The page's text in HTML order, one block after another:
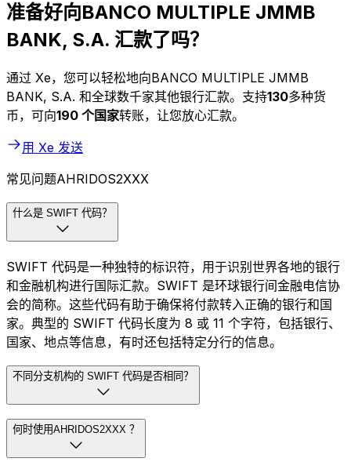
准备好向BANCO MULTIPLE JMMB
BANK, S.A. 汇款了吗？
通过 Xe，您可以轻松地向BANCO MULTIPLE JMMB
BANK, S.A. 和全球数千家其他银行汇款。支持130多种货
币，可向190 个国家转账，让您放心汇款。
用 Xe 发送
常见问题AHRIDOS2XXX
什么是 SWIFT 代码？
SWIFT 代码是一种独特的标识符，用于识别世界各地的银行
和金融机构进行国际汇款。SWIFT 是环球银行间金融电信协
会的简称。这些代码有助于确保将付款转入正确的银行和国
家。典型的 SWIFT 代码长度为 8 或 11 个字符，包括银行、
国家、地点等信息，有时还包括特定分行的信息。
不同分支机构的 SWIFT 代码是否相同？
何时使用AHRIDOS2XXX ？